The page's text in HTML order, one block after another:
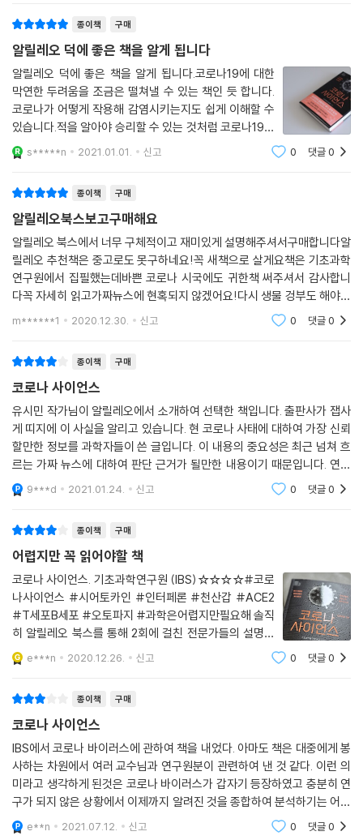
종이책 구매
알릴레오 덕에 좋은 책을 알게 됩니다
알릴레오 덕에 좋은 책을 알게 됩니다.코로나19에 대한
막연한 두려움을 조금은 떨쳐낼 수 있는 책인 듯 합니다.
코로나가 어떻게 작용해 감염시키는지도 쉽게 이해할 수
있습니다.적을 알아야 승리할 수 있는 것처럼 코로나19를
더 알게 될수록 우리가 코로나를 이겨낼 수 있을 것입니
다.좋은 책을 좋은 가격으로 구매할 수 있어서 좋았습니
s*****n 2021.01.01. 신고 0 댓글0
종이책 구매
알릴레오북스보고구매해요
알릴레오 북스에서 너무 구체적이고 재미있게 설명해주셔서구매합니다알
릴레오 추천책은 중고로도 못구하네요!꼭 새책으로 살게요책은 기초과학
연구원에서 집필했는데바쁜 코로나 시국에도 귀한책 써주셔서 감사합니
다꼭 자세히 읽고가짜뉴스에 현혹되지 않겠어요!다시 생물 겅부도 해야죠
150자 이상 리뷰라니 너무 해요배송도 빠르구여무엇보다 테이프없이 포
m******1 2020.12.30. 신고 0 댓글0
종이책 구매
코로나 사이언스
유시민 작가님이 알릴레오에서 소개하여 선택한 책입니다. 출판사가 잽사
게 띠지에 이 사실을 알리고 있습니다. 현 코로나 사태에 대하여 가장 신뢰
할만한 정보를 과학자들이 쓴 글입니다. 이 내용의 중요성은 최근 넘쳐 흐
르는 가짜 뉴스에 대하여 판단 근거가 될만한 내용이기 때문입니다. 연구
논문들을 총합하면서 일반 대중이 이해하기 쉽게 쓰인 내용입니다. 확실히
이번 상황에
9***d 2021.01.24. 신고 0 댓글0
종이책 구매
어렵지만 꼭 읽어야할 책
코로나 사이언스. 기초과학연구원 (IBS)☆☆☆☆#코로
나사이언스 #시어토카인 #인터페론 #천산갑 #ACE2
#T세포B세포 #오토파지 #과학은어렵지만필요해 솔직
히 알릴레오 북스를 통해 2회에 걸친 전문가들의 설명이
없었다고 하면 알지도 못했을 뿐 아니라, 읽다가 중간에
포기했을지도 모른다. 그나마 그 설명을 듣고 보니 조금은
e***n 2020.12.26. 신고 0 댓글0
종이책 구매
코로나 사이언스
IBS에서 코로나 바이러스에 관하여 책을 내었다. 아마도 책은 대중에게 봉
사하는 차원에서 여러 교수님과 연구원분이 관련하여 낸 것 같다. 이런 의
미라고 생각하게 된것은 코로나 바이러스가 갑자기 등장하였고 충분히 연
구가 되지 않은 상황에서 이제까지 알려진 것을 종합하여 분석하기는 어렵
고 지엽적으로 여러 사람들이 대중에게 연구의 알림 차원에서 책을 급히
e**n 2021.07.12. 신고 0 댓글0